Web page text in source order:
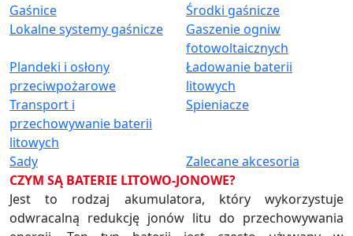
Gaśnice
Środki gaśnicze
Lokalne systemy gaśnicze
Gaszenie ogniw
fotowoltaicznych
Plandeki i osłony
przeciwpożarowe
Ładowanie baterii
litowych
Transport i
przechowywanie baterii
litowych
Spieniacze
Sady
Zalecane akcesoria
CZYM SĄ BATERIE LITOWO-JONOWE?
Jest to rodzaj akumulatora, który wykorzystuje
odwracalną redukcję jonów litu do przechowywania